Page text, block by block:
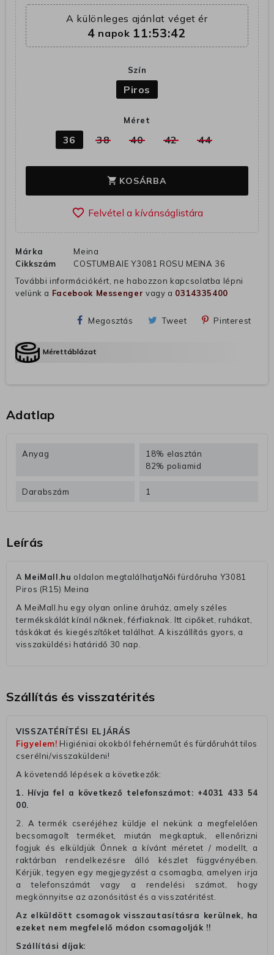
A különleges ajánlat véget ér
4 napok 11:53:41
Szín
Piros
Méret
36 38 40 42 44
shopping_cart KOSÁRBA
favorite_border
Márka
Meina
Cikkszám
COSTUMBAIE Y3081 ROSU MEINA 36
További információkért, ne habozzon kapcsolatba lépni
velünk a Facebook Messenger vagy a 0314335400
Megosztás Tweet Pinterest
Mérettáblázat
Adatlap
Anyag
18% elasztán
82% poliamid
Darabszám 1
Leírás
A MeiMall.hu oldalon megtalálhatjaNői fürdőruha Y3081
Piros (R15) Meina
A MeiMall.hu egy olyan online áruház, amely széles
termékskálát kínál nőknek, férfiaknak. Itt cipőket, ruhákat,
táskákat és kiegészítőket találhat. A kiszállítás gyors, a
visszaküldési határidő 30 nap.
Szállítás és visszatérités
VISSZATÉRÍTÉSI ELJÁRÁS
Figyelem! Higiéniai okokból fehérneműt és fürdőruhát tilos
cserélni/visszaküldeni!
A követendő lépések a következők:
1. Hívja fel a következő telefonszámot: +4031 433 54
00.
2. A termék cseréjéhez küldje el nekünk a megfelelően
becsomagolt terméket, miután megkaptuk, ellenőrizni
fogjuk és elküldjük Önnek a kívánt méretet / modellt, a
raktárban rendelkezésre álló készlet függvényében.
Kérjük, tegyen egy megjegyzést a csomagba, amelyen irja
a telefonszámát vagy a rendelési számot, hogy
megkönnyitse az azonósitást és a visszatéritést.
Az elküldött csomagok visszautasításra kerülnek, ha
ezeket nem megfelelő módon csomagolják !!
Szállítási díjak: